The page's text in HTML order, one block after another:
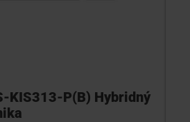
KIS313-P(B) Hybridný